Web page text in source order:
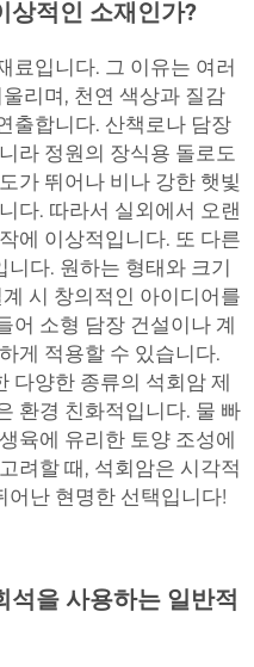
상적인 소재인가?
료입니다. 그 이유는 여러
리며, 천연 색상과 질감
출합니다. 산책로나 담장
라 정원의 장식용 돌로도
가 뛰어나 비나 강한 햇빛
다. 따라서 실외에서 오랜
에 이상적입니다. 또 다른
다. 원하는 형태와 크기
시 창의적인 아이디어를
어 소형 담장 건설이나 계
게 적용할 수 있습니다.
다양한 종류의 석회암 제
환경 친화적입니다. 물 빠
육에 유리한 토양 조성에
려할 때, 석회암은 시각적
어난 현명한 선택입니다!
석을 사용하는 일반적